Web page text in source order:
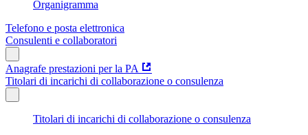
Organigramma
Telefono e posta elettronica
Consulenti e collaboratori
Anagrafe prestazioni per la PA
Titolari di incarichi di collaborazione o consulenza
Titolari di incarichi di collaborazione o consulenza